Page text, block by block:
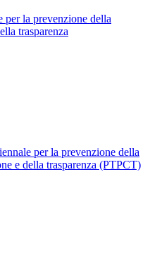
per la prevenzione della
trasparenza
per la prevenzione della
e della trasparenza (PTPCT)